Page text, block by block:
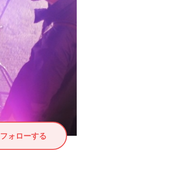
フォローする